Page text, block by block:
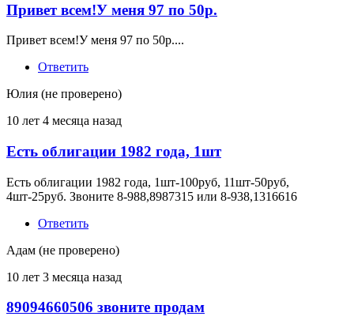
Привет всем!У меня 97 по 50р.
Привет всем!У меня 97 по 50р....
Ответить
Юлия (не проверено)
10 лет 4 месяца назад
Есть облигации 1982 года, 1шт
Есть облигации 1982 года, 1шт-100руб, 11шт-50руб,
4шт-25руб. Звоните 8-988,8987315 или 8-938,1316616
Ответить
Адам (не проверено)
10 лет 3 месяца назад
89094660506 звоните продам